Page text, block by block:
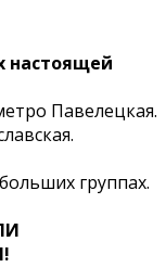
настоящей
Павелецкая.
группах.